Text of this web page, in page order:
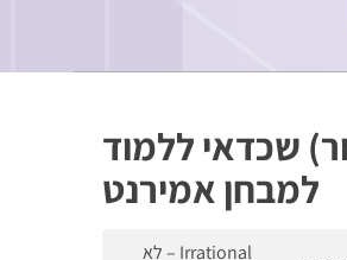
200 מילות קישור) שכדאי ללמוד
למבחן אמירנט
Irrational – לא